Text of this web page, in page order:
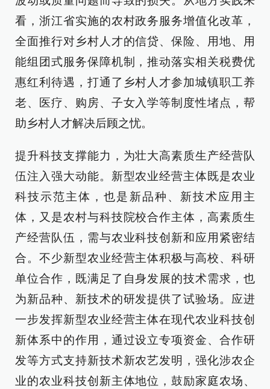
看，浙江省实施的农村政务服务增值化改革，
全面推行对乡村人才的信贷、保险、用地、用
能组团式服务保障机制，推动落实相关税费优
惠红利待遇，打通了乡村人才参加城镇职工养
老、医疗、购房、子女入学等制度性堵点，帮
助乡村人才解决后顾之忧。
提升科技支撑能力，为壮大高素质生产经营队
伍注入强大动能。新型农业经营主体既是农业
科技示范主体，也是新品种、新技术应用主
体，又是农村与科技院校合作主体，高素质生
产经营队伍，需与农业科技创新和应用紧密结
合。不少新型农业经营主体积极与高校、科研
单位合作，既满足了自身发展的技术需求，也
为新品种、新技术的研发提供了试验场。应进
一步发挥新型农业经营主体在现代农业科技创
新体系中的作用，通过设立专项资金、合作研
发等方式支持新技术新农艺发明，强化涉农企
业的农业科技创新主体地位，鼓励家庭农场、